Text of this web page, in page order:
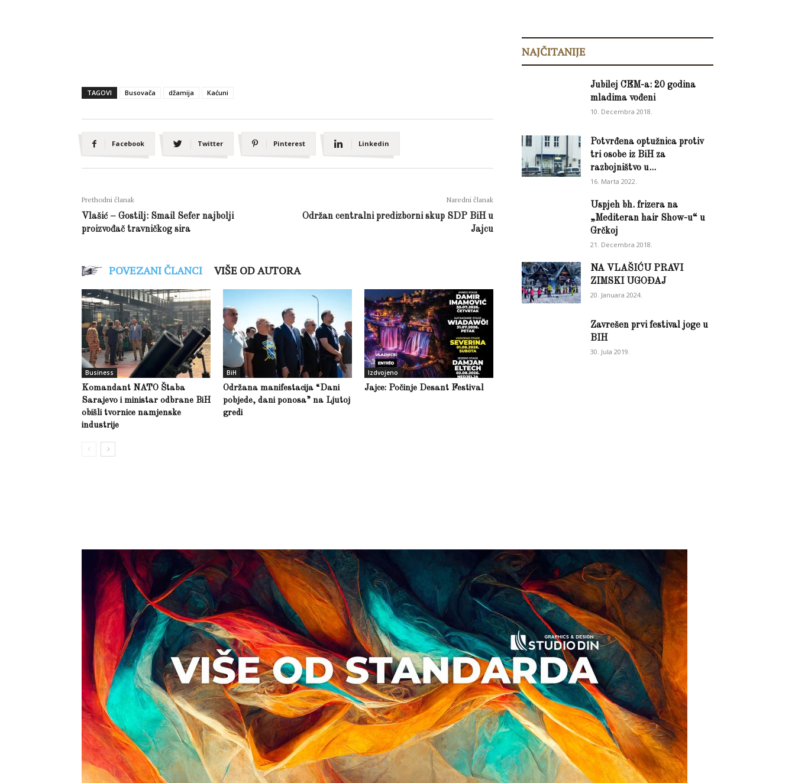
TAGOVI Busovača džamija Kaćuni
Facebook Twitter Pinterest Linkedin
Prethodni članak
Vlašić – Gostilj: Smail Sefer najbolji
proizvođač travničkog sira
Naredni članak
Održan centralni predizborni skup SDP BiH u
Jajcu
POVEZANI ČLANCI VIŠE OD AUTORA
Business
Komandant NATO Štaba
Sarajevo i ministar odbrane BiH
obišli tvornice namjenske
industrije
BiH
Održana manifestacija “Dani
pobjede, dani ponosa” na Ljutoj
gredi
Izdvojeno
Jajce: Počinje Desant Festival
NAJČITANIJE
Jubilej CEM-a: 20 godina
mladima vođeni
10. Decembra 2018.
Potvrđena optužnica protiv
tri osobe iz BiH za
razbojništvo u...
16. Marta 2022.
Uspjeh bh. frizera na
„Mediteran hair Show-u“ u
Grčkoj
21. Decembra 2018.
NA VLAŠIĆU PRAVI
ZIMSKI UGOĐAJ
20. Januara 2024.
Zavrešen prvi festival joge u
BIH
30. Jula 2019.